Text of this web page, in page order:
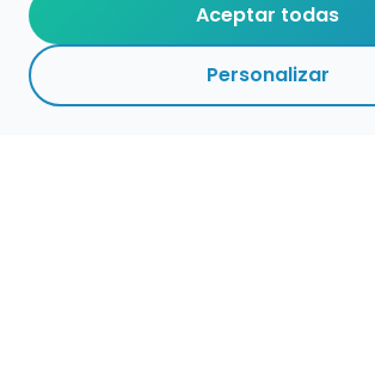
Contacta con nosotros
Aceptar todas
Personalizar